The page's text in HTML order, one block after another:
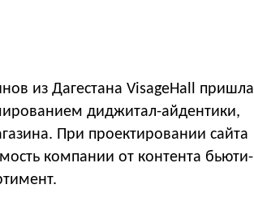
из Дагестана VisageHall пришла
диджитал-айдентики,
При проектировании сайта
компании от контента бьюти-